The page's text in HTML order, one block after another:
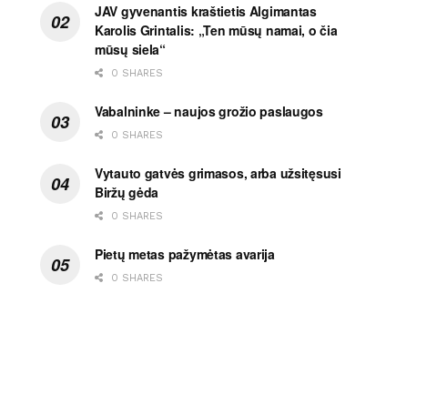
JAV gyvenantis kraštietis Algimantas
Karolis Grintalis: „Ten mūsų namai, o čia
mūsų siela“
0 SHARES
Vabalninke – naujos grožio paslaugos
0 SHARES
Vytauto gatvės grimasos, arba užsitęsusi
Biržų gėda
0 SHARES
Pietų metas pažymėtas avarija
0 SHARES